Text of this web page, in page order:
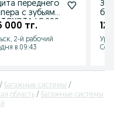
переднего
с зубьями
LC 200
000 тг.
2-й рабочий
в 09:43
Багажные системы
область
Багажные системы